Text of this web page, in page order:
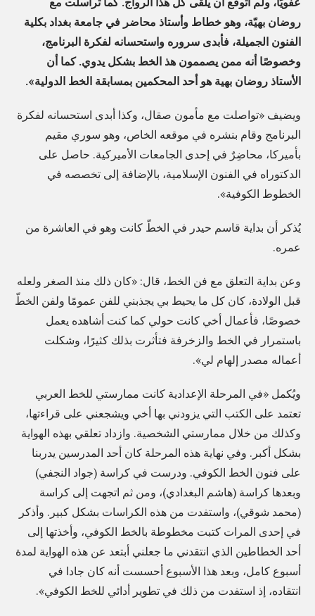
روضان بهيّة، وهو خطاط وأستاذ محاضر في جامعة بغداد بكلية
الفنون الجميلة، فأبدى سروره واستحسانه لفكرة البرنامج،
وخصوصًا أنه ممن يصممون هذ الخط بشكل يدوي. كما أن
الأستاذ روضان بهية هو أحد المحكمين بمسابقة الخط الدولية».
ويضيف «تواصلت مع مأمون صقال، وكذا أبدى استحسانه لفكرة
البرنامج وقام بنشره في موقعه الخاص، وهو سوري مقيم
بأميركا، محاضِرٌ في إحدى الجامعات الأميركية. حاصل على
الدكتوراه في الفنون الإسلامية، بالإضافة إلى تخصصه في
الخطوط الكوفية».
يُذكر أن بداية قاسم حيدر في الخطّ كانت وهو في العاشرة من
عمره.
وعن بداية التعلق مع فن الخط، قال: «كان ذلك منذ الصغر ولعله
قبل الولادة، كان كل ما يحيط بي يجذبني للفن عمومًا ولفن الخطّ
خصوصًا، فأعمال أخي كانت حولي كما كنت أشاهده يعمل
باستمرار في الخط والزخرفة فتأثرت بذلك كثيرًا، وشكلت
أعماله مصدر إلهام لي».
ويُكمل «في المرحلة الإعدادية كانت ممارستي للخط العربي
تعتمد على الكتب التي يزودني بها أخي ويشجعني على قراءتها،
وكذلك من خلال ممارستي الشخصية. وازداد تعلقي بهذه الهواية
بشكل أكبر. وفي نهاية هذه المرحلة كان أحد المدرسين يدربنا
على فنون الخط الكوفي. ودرست في كراسة (جواد النجفي)
وبعدها كراسة (هاشم البغدادي)، ومن ثم اتجهت إلى كراسة
(محمد شوقي)، واستفدت من هذه الكراسات بشكل كبير. وأذكر
في إحدى المرات كتبت مخطوطة بالخط الكوفي، وأخذتها إلى
أحد الخطاطين الذي انتقدني ما جعلني أبتعد عن هذه الهواية لمدة
أسبوع كامل، وبعد هذا الأسبوع أحسست أنه كان جادا في
انتقاده، إذ استفدت من ذلك في تطوير أدائي للخط الكوفي».